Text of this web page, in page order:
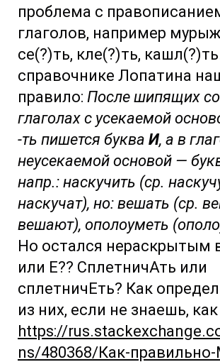
проблема с
глаголов, например
се(?)ть, кле(?)ть,
справочнике Лопатина
правило: После шипящих
глаголах с усекаемой
-ть пишется буква И, а в
неусекаемой основой —
напр.: наскучить (ср.
наскучат), но: вешать (ср.
вешают), ополоуметь
Но остался нераскрытым
или Е?? СплетничАть или
сплетничЕть? Как
из них, если не знаешь, как
https://
ns/480368/Как-